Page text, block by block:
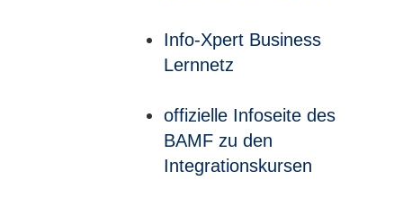
Info-Xpert Business
Lernnetz
offizielle Infoseite des
BAMF zu den
Integrationskursen